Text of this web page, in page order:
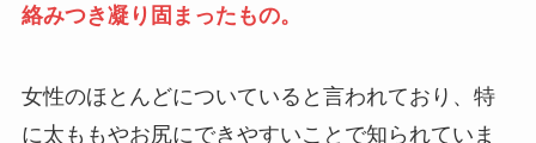
絡みつき凝り固まったもの。
女性のほとんどについていると言われており、特
に太ももやお尻にできやすいことで知られていま